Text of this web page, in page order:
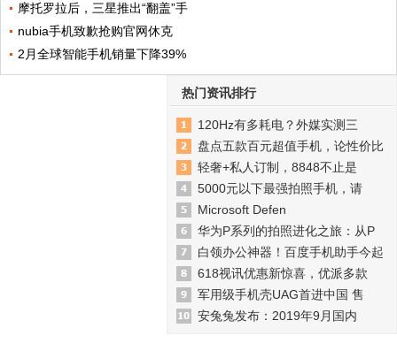
摩托罗拉后，三星推出“翻盖”手
nubia手机致歉抢购官网休克
2月全球智能手机销量下降39%
热门资讯排行
120Hz有多耗电？外媒实测三
盘点五款百元超值手机，论性价比
轻奢+私人订制，8848不止是
5000元以下最强拍照手机，请
Microsoft Defen
华为P系列的拍照进化之旅：从P
白领办公神器！百度手机助手今起
618视讯优惠新惊喜，优派多款
军用级手机壳UAG首进中国 售
安兔兔发布：2019年9月国内